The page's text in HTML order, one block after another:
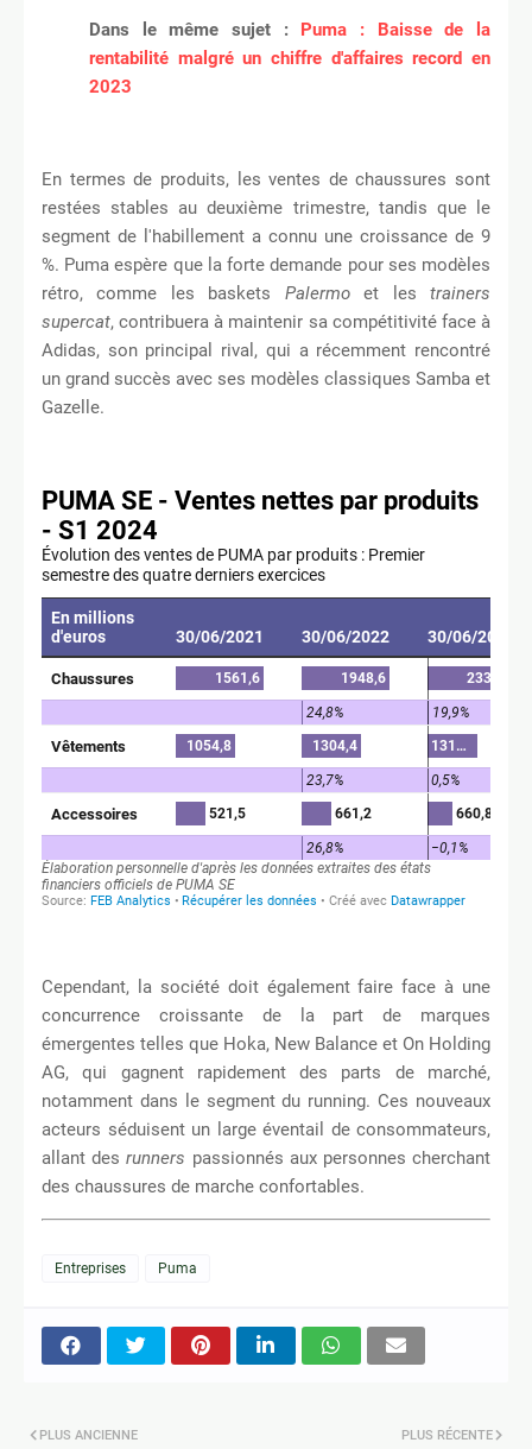
Dans le même sujet :
Puma : Baisse de la
rentabilité malgré un chiffre d'affaires record en
2023
En termes de produits, les ventes de chaussures sont
restées stables au deuxième trimestre, tandis que le
segment de l'habillement a connu une croissance de 9
%. Puma espère que la forte demande pour ses modèles
rétro, comme les baskets Palermoet lestrainers
supercat, contribuera à maintenir sa compétitivité face à
Adidas, son principal rival, qui a récemment rencontré
un grand succès avec ses modèles classiques Samba et
Gazelle.
Cependant, la société doit également faire face à une
concurrence croissante de la part de marques
émergentes telles que Hoka, New Balance et On Holding
AG, qui gagnent rapidement des parts de marché,
notamment dans le segment du running. Ces nouveaux
acteurs séduisent un large éventail de consommateurs,
allant desrunners passionnés aux personnes cherchant
des chaussures de marche confortables.
Entreprises Puma
PLUS RÉCENTE
PLUS ANCIENNE